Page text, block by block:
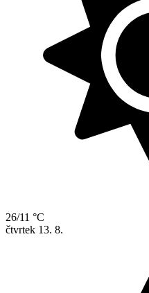
26/11 °C
čtvrtek 13. 8.